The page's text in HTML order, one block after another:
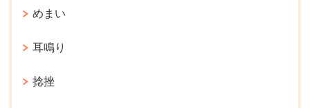
めまい
耳鳴り
捻挫